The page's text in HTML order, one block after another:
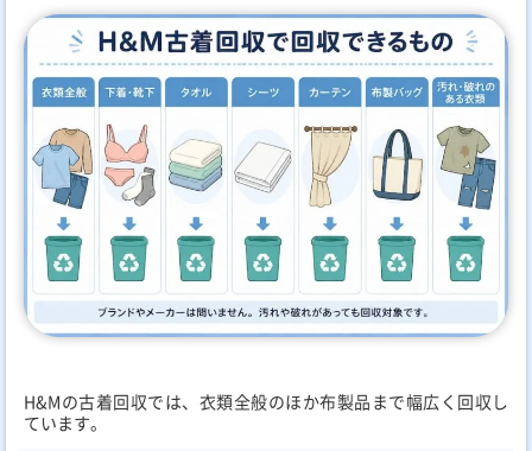
H&Mの古着回収では、衣類全般のほか布製品まで幅広く回収し
ています。